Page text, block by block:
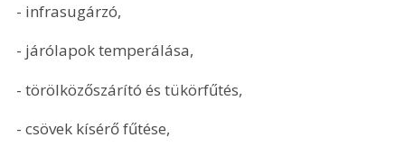
- infrasugárzó,
- járólapok temperálása,
- törölközőszárító és tükörfűtés,
- csövek kísérő fűtése,